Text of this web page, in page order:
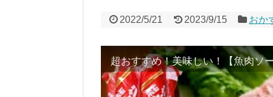
2022/5/21 2023/9/15 おか
超おすすめ！美味しい！【魚肉ソ